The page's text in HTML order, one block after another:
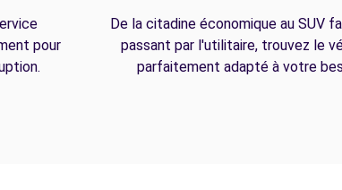
pour
De la citadine économique au SUV
passant par l'utilitaire, trouvez le
parfaitement adapté à votre